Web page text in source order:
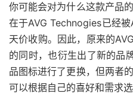
你可能会对为什么这款产品
在于AVG Technogies已经
天价收购。因此，原来的
的同时，也衍生出了新的品
品图标进行了更换，但两者
可以根据自己的喜好和需求选